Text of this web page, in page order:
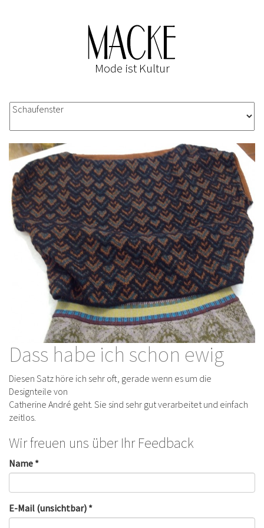
Mode ist Kultur
Dass habe ich schon ewig
Diesen Satz höre ich sehr oft, gerade wenn es um die
Designteile von
Catherine André geht. Sie sind sehr gut verarbeitet und einfach
zeitlos.
Wir freuen uns über Ihr Feedback
Name *
E-Mail (unsichtbar) *